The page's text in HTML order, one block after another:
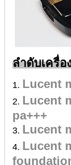
ลำดับเครื่อ
Lucent
Lucent
pa+++
Lucent
Lucent